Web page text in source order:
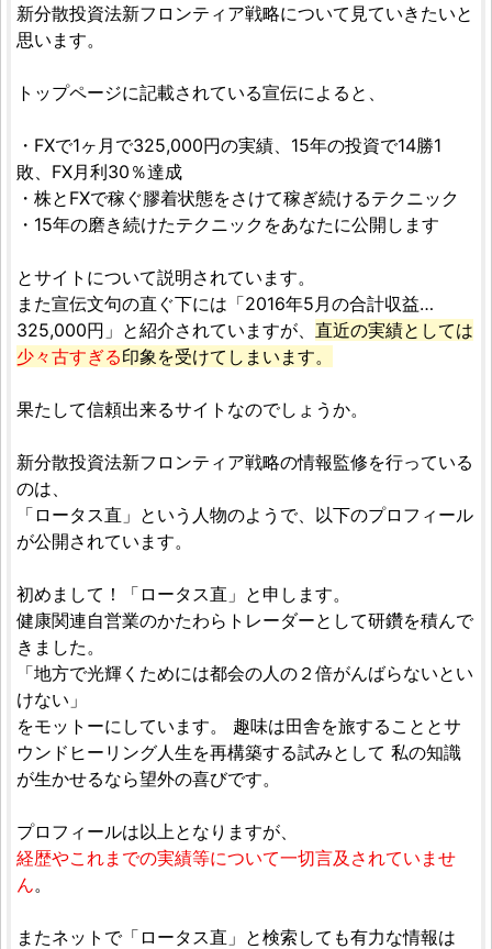
新分散投資法新フロンティア戦略について見ていきたいと
思います。
トップページに記載されている宣伝によると、
・FXで1ヶ月で325,000円の実績、15年の投資で14勝1
敗、FX月利30％達成
・株とFXで稼ぐ膠着状態をさけて稼ぎ続けるテクニック
・15年の磨き続けたテクニックをあなたに公開します
とサイトについて説明されています。
また宣伝文句の直ぐ下には「2016年5月の合計収益…
325,000円」と紹介されていますが、 直近の実績としては
少々古すぎる印象を受けてしまいます。
果たして信頼出来るサイトなのでしょうか。
新分散投資法新フロンティア戦略の情報監修を行っている
のは、
「ロータス直」という人物のようで、以下のプロフィール
が公開されています。
初めまして！「ロータス直」と申します。
健康関連自営業のかたわらトレーダーとして研鑽を積んで
きました。
「地方で光輝くためには都会の人の２倍がんばらないとい
けない」
をモットーにしています。 趣味は田舎を旅することとサ
ウンドヒーリング人生を再構築する試みとして 私の知識
が生かせるなら望外の喜びです。
プロフィールは以上となりますが、
経歴やこれまでの実績等について一切言及されていませ
ん。
またネットで「ロータス直」と検索しても有力な情報は